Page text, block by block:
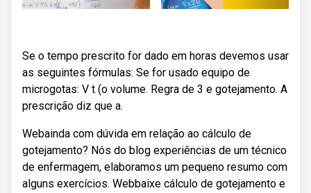
Se o tempo prescrito for dado em horas devemos usar
as seguintes fórmulas: Se for usado equipo de
microgotas: V t (o volume. Regra de 3 e gotejamento. A
prescrição diz que a.
Webainda com dúvida em relação ao cálculo de
gotejamento? Nós do blog experiências de um técnico
de enfermagem, elaboramos um pequeno resumo com
alguns exercícios. Webbaixe cálculo de gotejamento e